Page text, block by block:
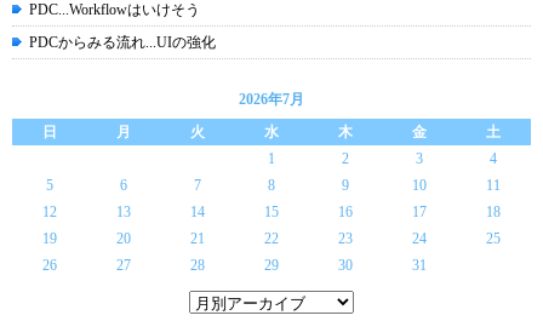
PDC...Workflowはいけそう
PDCからみる流れ...UIの強化
2026年7月
日
月 火 水 木 金
土
1
2 3
4
5
6 7 8 9 10
11
12
13 14 15 16 17
18
19
20 21 22 23 24
25
26
27 28 29 30 31